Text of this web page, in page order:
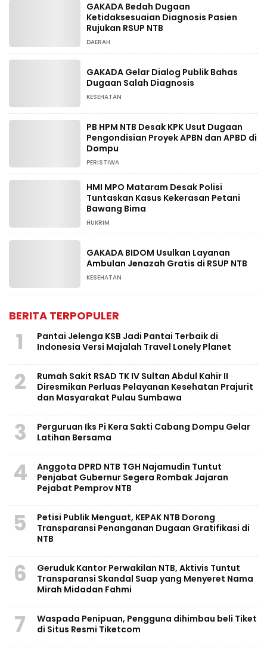
GAKADA Bedah Dugaan
Ketidaksesuaian Diagnosis Pasien
Rujukan RSUP NTB
DAERAH
GAKADA Gelar Dialog Publik Bahas
Dugaan Salah Diagnosis
KESEHATAN
PB HPM NTB Desak KPK Usut Dugaan
Pengondisian Proyek APBN dan APBD di
Dompu
PERISTIWA
HMI MPO Mataram Desak Polisi
Tuntaskan Kasus Kekerasan Petani
Bawang Bima
HUKRIM
GAKADA BIDOM Usulkan Layanan
Ambulan Jenazah Gratis di RSUP NTB
KESEHATAN
BERITA TERPOPULER
1
Pantai Jelenga KSB Jadi Pantai Terbaik di
Indonesia Versi Majalah Travel Lonely Planet
2
Rumah Sakit RSAD TK IV Sultan Abdul Kahir II
Diresmikan Perluas Pelayanan Kesehatan Prajurit
dan Masyarakat Pulau Sumbawa
3
Perguruan Iks Pi Kera Sakti Cabang Dompu Gelar
Latihan Bersama
4
Anggota DPRD NTB TGH Najamudin Tuntut
Penjabat Gubernur Segera Rombak Jajaran
Pejabat Pemprov NTB
5
Petisi Publik Menguat, KEPAK NTB Dorong
Transparansi Penanganan Dugaan Gratifikasi di
NTB
6
Geruduk Kantor Perwakilan NTB, Aktivis Tuntut
Transparansi Skandal Suap yang Menyeret Nama
Mirah Midadan Fahmi
7
Waspada Penipuan, Pengguna dihimbau beli Tiket
di Situs Resmi Tiketcom